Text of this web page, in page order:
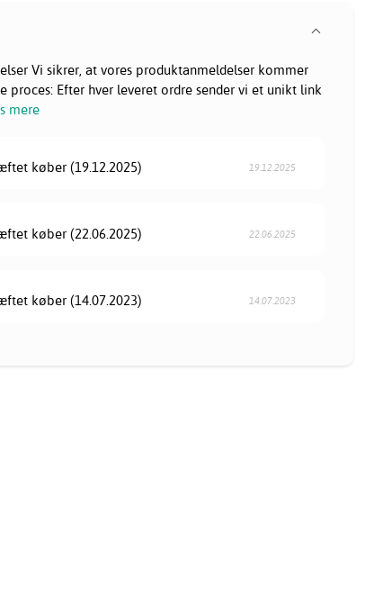
Vi sikrer, at vores produktanmeldelser kommer
proces: Efter hver leveret ordre sender vi et unikt link
mere
køber (19.12.2025) 19.12.2025
køber (22.06.2025) 22.06.2025
køber (14.07.2023) 14.07.2023